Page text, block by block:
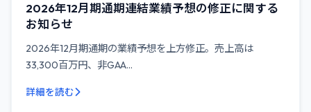
2026年12月期通期連結業績予想の修正に関する
お知らせ
2026年12月期通期の業績予想を上方修正。売上高は
33,300百万円、非GAA...
詳細を読む